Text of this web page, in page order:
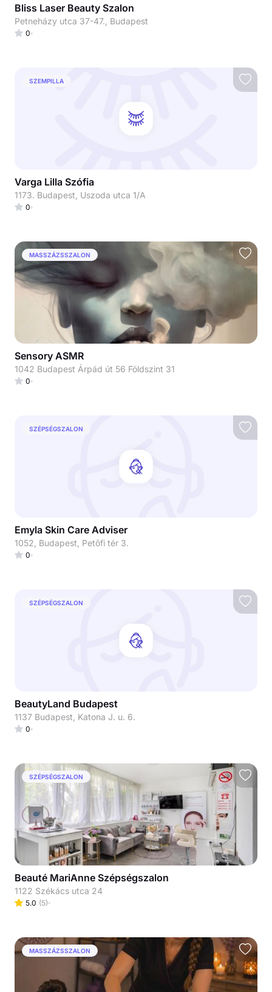
Bliss Laser Beauty Szalon
Petneházy utca 37-47., Budapest
0
SZEMPILLA
Varga Lilla Szófia
1173. Budapest, Uszoda utca 1/A
0
MASSZÁZSSZALON
Sensory ASMR
1042 Budapest Árpád út 56 Földszint 31
0
SZÉPSÉGSZALON
Emyla Skin Care Adviser
1052, Budapest, Petőfi tér 3.
0
SZÉPSÉGSZALON
BeautyLand Budapest
1137 Budapest, Katona J. u. 6.
0
SZÉPSÉGSZALON
Beauté MariAnne Szépségszalon
1122 Székács utca 24
5.0 (5)
MASSZÁZSSZALON